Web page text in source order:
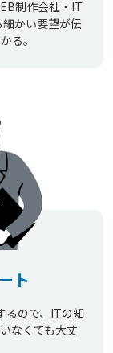
制作会社・IT
かい要望が伝
る。
ト
るので、ITの知
なくても大丈